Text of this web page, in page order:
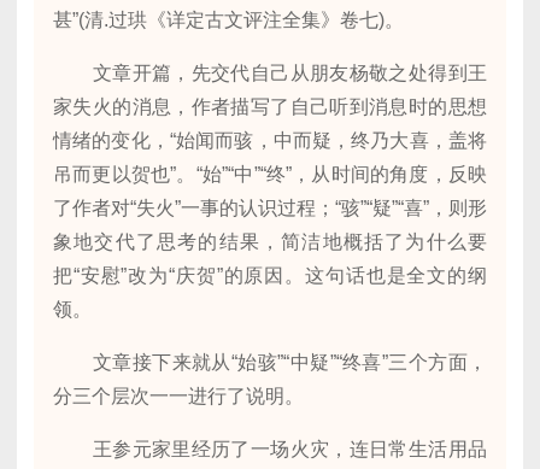
甚”(清.过珙《详定古文评注全集》卷七)。
文章开篇，先交代自己从朋友杨敬之处得到王
家失火的消息，作者描写了自己听到消息时的思想
情绪的变化，“始闻而骇，中而疑，终乃大喜，盖将
吊而更以贺也”。“始”“中”“终”，从时间的角度，反映
了作者对“失火”一事的认识过程；“骇”“疑”“喜”，则形
象地交代了思考的结果，简洁地概括了为什么要
把“安慰”改为“庆贺”的原因。这句话也是全文的纲
领。
文章接下来就从“始骇”“中疑”“终喜”三个方面，
分三个层次一一进行了说明。
王参元家里经历了一场火灾，连日常生活用品